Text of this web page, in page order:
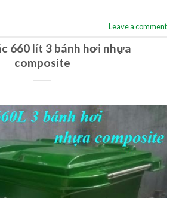
Leave a comment
660 lít 3 bánh hơi nhựa
composite